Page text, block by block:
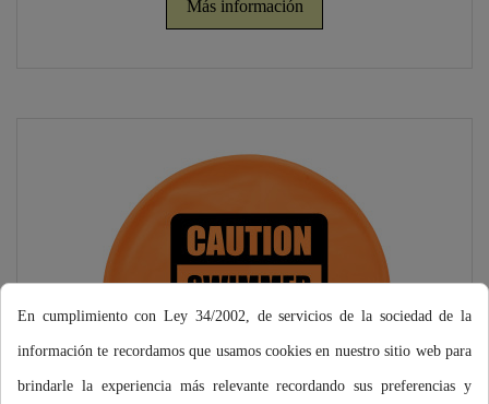
Más información
En cumplimiento con Ley 34/2002, de servicios de la sociedad de la
información te recordamos que usamos cookies en nuestro sitio web para
brindarle la experiencia más relevante recordando sus preferencias y